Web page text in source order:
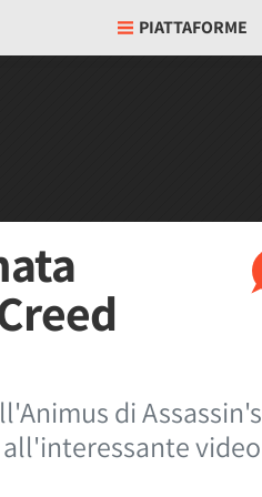
PIATTAFORME
di Assassin's
all'interessante video